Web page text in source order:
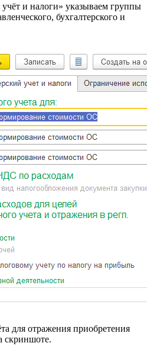
и налоги» указываем группы
бухгалтерского и
для отражения приобретения
скриншоте.